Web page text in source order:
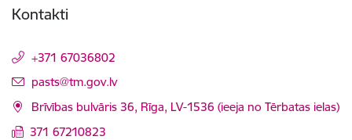
Kontakti
+371 67036802
E-pasts:
pasts@tm.gov.lv
Brīvības bulvāris 36, Rīga, LV-1536 (ieeja no Tērbatas ielas)
371 67210823